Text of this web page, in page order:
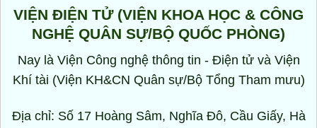
VIỆN ĐIỆN TỬ (VIỆN KHOA HỌC & CÔNG
NGHỆ QUÂN SỰ/BỘ QUỐC PHÒNG)
Nay là Viện Công nghệ thông tin - Điện tử và Viện
Khí tài (Viện KH&CN Quân sự/Bộ Tổng Tham mưu)
Địa chỉ: Số 17 Hoàng Sâm, Nghĩa Đô, Cầu Giấy, Hà